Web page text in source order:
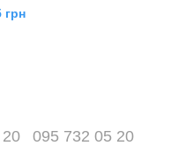
таблетница)
грн
095 732 05 20